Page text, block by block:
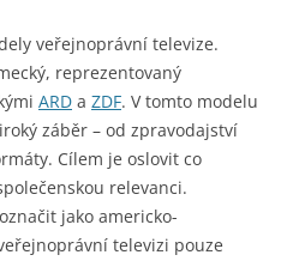
veřejnoprávní televize.
reprezentovaný
ARD a ZDF. V tomto modelu
záběr – od zpravodajství
Cílem je oslovit co
relevanci.
jako americko-
televizi pouze